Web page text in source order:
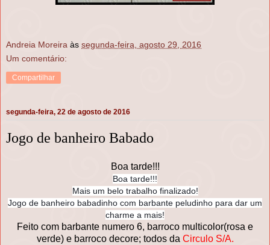
Andreia Moreira às segunda-feira, agosto 29, 2016
Um comentário:
Compartilhar
segunda-feira, 22 de agosto de 2016
Jogo de banheiro Babado
Boa tarde!!!
Boa tarde!!!
Mais um belo trabalho finalizado!
Jogo de banheiro babadinho com barbante peludinho para dar um
charme a mais!
Feito com barbante numero 6, barroco multicolor(rosa e
verde) e barroco decore; todos da Circulo S/A.